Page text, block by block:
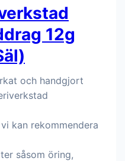
12g
och handgjort
kan rekommendera
såsom öring,